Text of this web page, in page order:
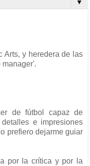
▼
Arts, y heredera de las
manager'.
de fútbol capaz de
e impresiones
prefiero dejarme guiar
por la crítica y por la